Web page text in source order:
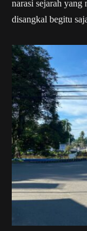
narasi sejarah yang
disangkal begitu